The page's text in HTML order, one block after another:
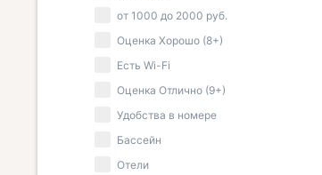
от 1000 до 2000 руб.
Оценка Хорошо (8+)
Есть Wi-Fi
Оценка Отлично (9+)
Удобства в номере
Бассейн
Отели